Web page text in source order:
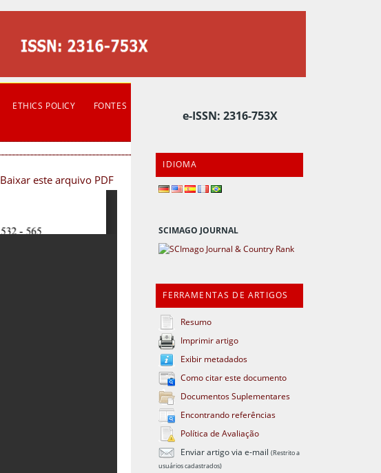
e-ISSN: 2316-753X
IDIOMA
SCIMAGO JOURNAL
FERRAMENTAS DE ARTIGOS
Resumo
Imprimir artigo
Exibir metadados
Como citar este documento
Documentos Suplementares
Encontrando referências
Política de Avaliação
Enviar artigo via e-mail(Restrito a
usuários cadastrados)
ETHICS POLICY
FONTES
Baixar este arquivo PDF